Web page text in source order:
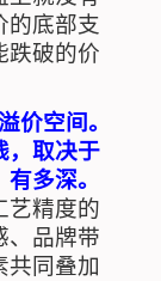
的底部支
跌破的价
价空间。
，取决于
多深。
艺精度的
、品牌带
共同叠加